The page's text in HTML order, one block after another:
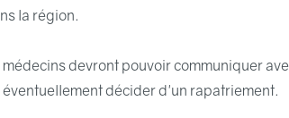
la région.
devront pouvoir communiquer
décider d'un rapatriement.